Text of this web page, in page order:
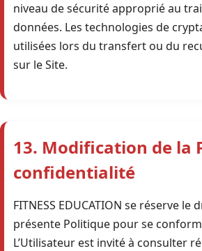
niveau de sécurité approprié au
données. Les technologies de
utilisées lors du transfert ou du
sur le Site.
13. Modification de la
confidentialité
FITNESS EDUCATION se réserve
présente Politique pour se
L’Utilisateur est invité à consulter